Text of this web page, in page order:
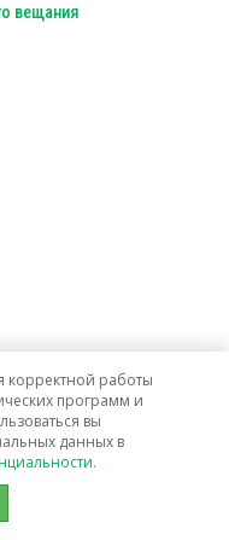
вещания
услуг связи в г. о.
корректной работы
программ и
вы
данных в